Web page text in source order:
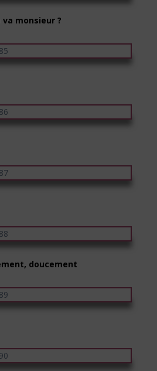
va monsieur ?
doucement